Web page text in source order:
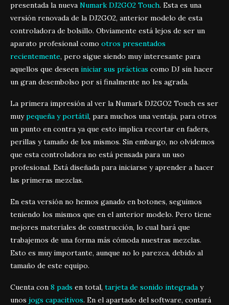
presentada la nueva Numark DJ2GO2 Touch. Esta es una
versión renovada de la DJ2GO2, anterior modelo de esta
controladora de bolsillo. Obviamente está lejos de ser un
aparato profesional como otros presentados
recientemente, pero sigue siendo muy interesante para
aquellos que deseen iniciar sus prácticas como DJ sin hacer
un gran desembolso por si finalmente no les agrada.
La primera impresión al ver la Numark DJ2GO2 Touch es ser
muypequeña y portátil, para muchos una ventaja, para otros
un punto en contra ya que esto implica recortar en faders,
perillas y tamaño de los mismos. Sin embargo, no olvidemos
que esta controladora no está pensada para un uso
profesional. Está diseñada para iniciarse y aprender a hacer
las primeras mezclas.
En esta versión no hemos ganado en botones, seguimos
teniendo los mismos que en el anterior modelo. Pero tiene
mejores materiales de construcción, lo cual hará que
trabajemos de una forma más cómoda nuestras mezclas.
Esto es muy importante, aunque no lo parezca, debido al
tamaño de este equipo.
Cuenta con 8 pads en total, tarjeta de sonido integrada y
unos jogs capacitivos. En el apartado del software, contará